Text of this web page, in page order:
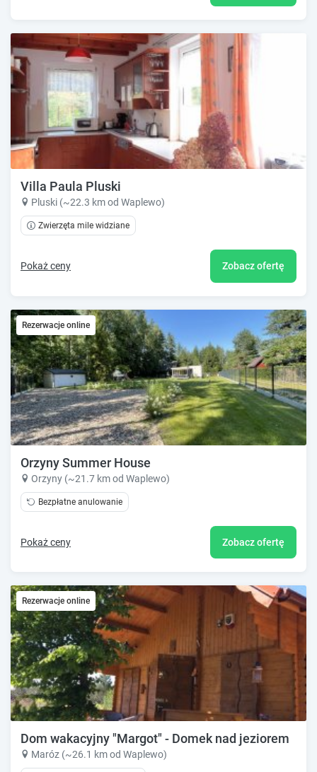
Villa Paula Pluski
Pluski (~22.3 km od Waplewo)
Zwierzęta mile widziane
Pokaż ceny Zobacz ofertę
Rezerwacje online
Orzyny Summer House
Orzyny (~21.7 km od Waplewo)
Bezpłatne anulowanie
Pokaż ceny Zobacz ofertę
Rezerwacje online
Dom wakacyjny "Margot" - Domek nad jeziorem
Maróz (~26.1 km od Waplewo)